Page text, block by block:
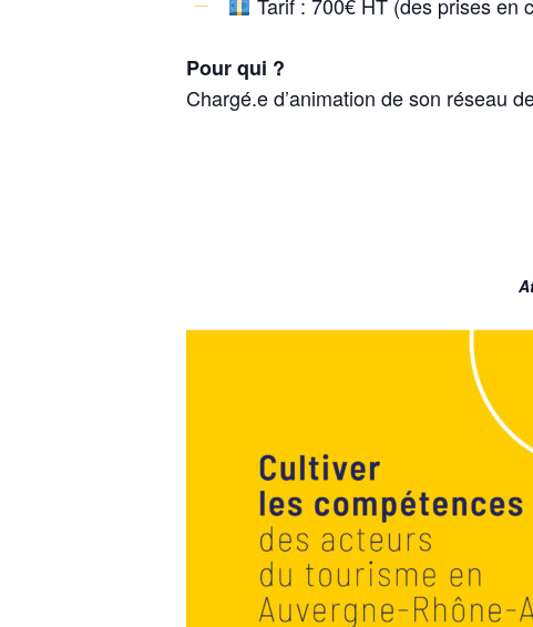
Pour qui ?
Chargé.e d’animation de son réseau